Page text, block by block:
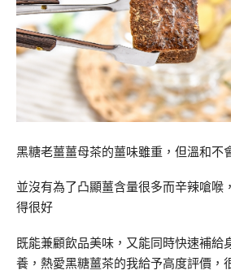
黑糖老薑薑母茶的薑味雖重，但溫和不
並沒有為了凸顯薑含量很多而辛辣嗆喉
得很好
既能兼顧飲品美味，又能同時快速補給
養，熱愛黑糖薑茶的我給予高度評價，